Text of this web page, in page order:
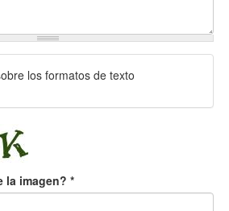
los formatos de texto
la imagen? *